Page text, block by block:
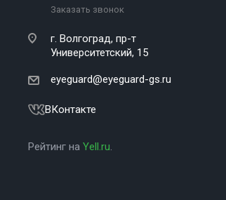
Заказать звонок
г. Волгоград, пр-т
Университетский, 15
eyeguard@eyeguard-gs.ru
ВКонтакте
Рейтинг на Yell.ru.